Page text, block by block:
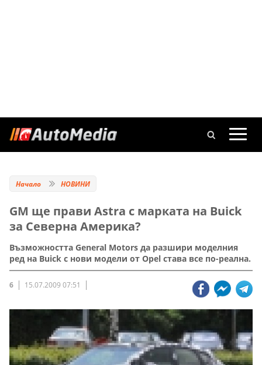
Начало НОВИНИ
GM ще прави Astra с марката на Buick
за Северна Америка?
Възможността General Motors да разшири моделния
ред на Buick с нови модели от Opel става все по-реална.
6 15.07.2009 07:51